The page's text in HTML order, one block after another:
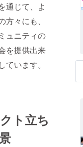
通じて、よ
方々にも、
ュニティの
を提供出来
ています。
ト立ち